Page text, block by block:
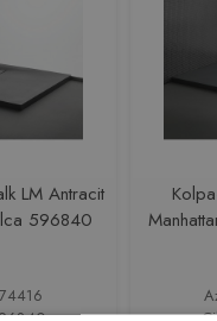
LM Antracit
596840